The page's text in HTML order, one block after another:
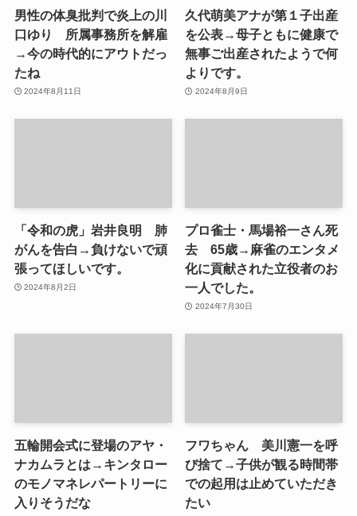
男性の体臭批判で炎上の川
口ゆり 所属事務所を解雇
→今の時代的にアウトだっ
たね
2024年8月11日
久代萌美アナが第１子出産
を公表→母子ともに健康で
無事ご出産されたようで何
よりです。
2024年8月9日
「令和の虎」岩井良明 肺
がんを告白→負けないで頑
張ってほしいです。
2024年8月2日
プロ雀士・馬場裕一さん死
去 65歳→麻雀のエンタメ
化に貢献された立役者のお
一人でした。
2024年7月30日
五輪開会式に登場のアヤ・
ナカムラとは→キンタロー
のモノマネレパートリーに
入りそうだな
フワちゃん 美川憲一を呼
び捨て→子供が観る時間帯
での起用は止めていただき
たい